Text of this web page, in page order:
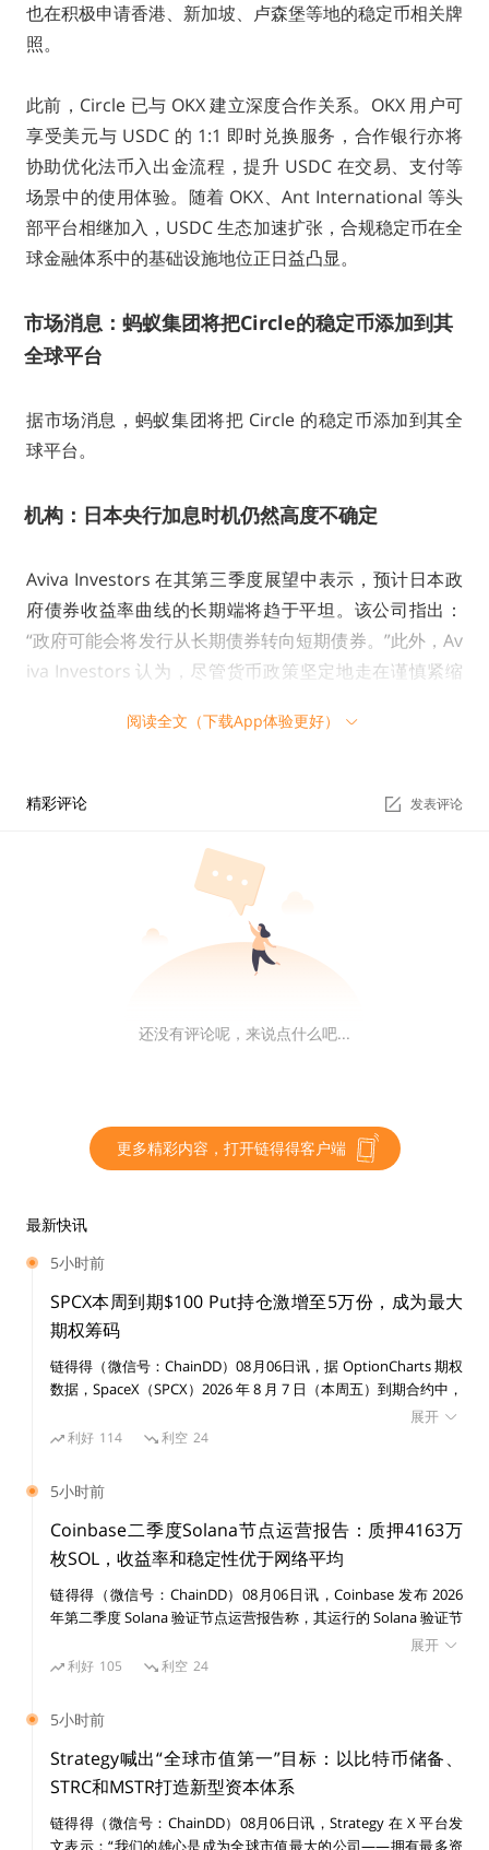
也在积极申请香港、新加坡、卢森堡等地的稳定币相关牌
照。
此前，Circle 已与 OKX 建立深度合作关系。OKX 用户可
享受美元与 USDC 的 1:1 即时兑换服务，合作银行亦将
协助优化法币入出金流程，提升 USDC 在交易、支付等
场景中的使用体验。随着 OKX、Ant International 等头
部平台相继加入，USDC 生态加速扩张，合规稳定币在全
球金融体系中的基础设施地位正日益凸显。
市场消息：蚂蚁集团将把Circle的稳定币添加到其
全球平台
据市场消息，蚂蚁集团将把 Circle 的稳定币添加到其全
球平台。
机构：日本央行加息时机仍然高度不确定
Aviva Investors 在其第三季度展望中表示，预计日本政
府债券收益率曲线的长期端将趋于平坦。该公司指出：
“政府可能会将发行从长期债券转向短期债券。”此外，Av
iva Investors 认为，尽管货币政策坚定地走在谨慎紧缩
累比特币的盈利情况，截图显示，比特币新高后萨尔瓦多
政府持仓浮盈 3.99 亿美元。其当前持仓总价值达 6.91 亿
石将与 Truth Social 和 Truth+上的效用型代币挂钩。
元，提供 12 个“非觉醒”新闻频道、拓展的视频点播内
容、平台红色认证勾选标志以及 Truth+徽章。但值得注
意的是，免费用户可访问 27 个频道，数量反而更多。
链得得仅提供相关信息展示，不构成任何投资建议
更多精彩内容，关注链得得微信号（ID：
ChainDD），或者下载链得得App
比特币
阅读全文（下载App体验更好）
精彩评论 发表评论
还没有评论呢，来说点什么吧...
更多精彩内容，打开链得得客户端
最新快讯
5小时前
SPCX本周到期$100 Put持仓激增至5万份，成为最大
期权筹码
链得得（微信号：ChainDD）08月06日讯，据 OptionCharts 期权
数据，SpaceX（SPCX）2026 年 8 月 7 日（本周五）到期合约中，
100 美元行权价 Put 期权未平仓合约升至 50,158 份，占据当前期
权持仓最高水平之一。 截至目前，SPCX 100 美元价位 Call 未平仓
集中布局下行保护或看跌头寸。 此前消息，昨日美股收盘，SPCX
收盘价为 108.27 美元，跌幅超 13%。
展开
利好 114 利空 24
5小时前
Coinbase二季度Solana节点运营报告：质押4163万
枚SOL，收益率和稳定性优于网络平均
链得得（微信号：ChainDD）08月06日讯，Coinbase 发布 2026
年第二季度 Solana 验证节点运营报告称，其运行的 Solana 验证节
点在收益率、稳定性和基础设施分布方面均优于网络平均水平。数
据显示，Coinbase 目前通过 23 个验证节点质押约 4163 万枚
括美国、英国、德国、日本、新加坡等地区。核心运营数据如下：
质押规模：4163 万 SOL，占全网质押量 9.72%； 质押收益率：Q2
2026 季度 APY 为 6.52%，高于全网平均 6.38%，领先 14 个基点；
区块跳过率（skip rate）：0.035%，低于全网平均 0.136%，约为
网络平均水平的四分之一。 Coinbase 表示，其验证节点采用多客
户端架构，目前运行 Harmonic、Jito、JitoBAM 和 Firedancer 等
展开
利好 105 利空 24
5小时前
Strategy喊出“全球市值第一”目标：以比特币储备、
STRC和MSTR打造新型资本体系
链得得（微信号：ChainDD）08月06日讯，Strategy 在 X 平台发
文表示：“我们的雄心是成为全球市值最大的公司——拥有最多资